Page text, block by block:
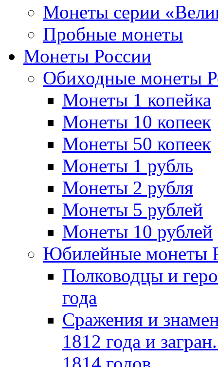
Монеты серии
Пробные монеты
Монеты России
Обиходные монеты
Монеты 1 копейка
Монеты 10 копеек
Монеты 50 копеек
Монеты 1 рубль
Монеты 2 рубля
Монеты 5 рублей
Монеты 10 рублей
Юбилейные монеты
Полководцы и
года
Сражения и
1812 года и